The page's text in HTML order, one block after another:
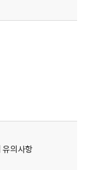
유의사항